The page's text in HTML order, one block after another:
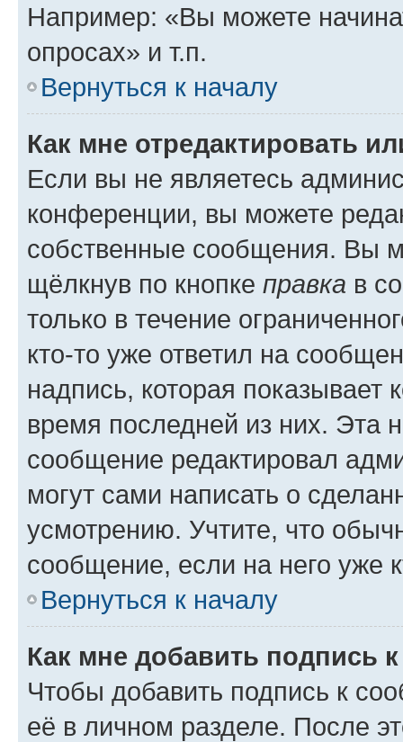
Например: «Вы можете
опросах» и т.п.
Вернуться к началу
Как мне отредактировать
Если вы не являетесь
конференции, вы можете
собственные сообщения. Вы
щёлкнув по кнопке правка в
только в течение
кто-то уже ответил на
надпись, которая показывает
время последней из них. Эта
сообщение редактировал
могут сами написать о
усмотрению. Учтите, что
сообщение, если на него уже
Вернуться к началу
Как мне добавить подпись
Чтобы добавить подпись к
её в личном разделе. После